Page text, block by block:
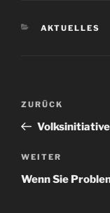
KATEGORIEN
AKTUELLES
Vorheriger
Beitrag
ZURÜCK
Nächster
Beitrag
WEITER
Wenn Sie